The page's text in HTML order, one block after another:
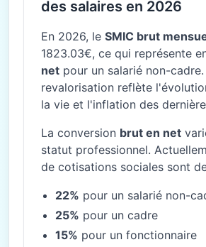
des salaires en 2026
En 2026, le SMIC brut
1823.03€, ce qui représente
net pour un salarié non-
revalorisation reflète
la vie et l'inflation des
La conversion brut en net
statut professionnel.
de cotisations sociales sont
22% pour un salarié non-
25% pour un cadre
15% pour un fonctionnaire